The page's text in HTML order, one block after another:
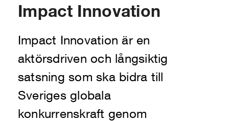
Impact Innovation
Impact Innovation är en
aktörsdriven och långsiktig
satsning som ska bidra till
Sveriges globala
konkurrenskraft genom